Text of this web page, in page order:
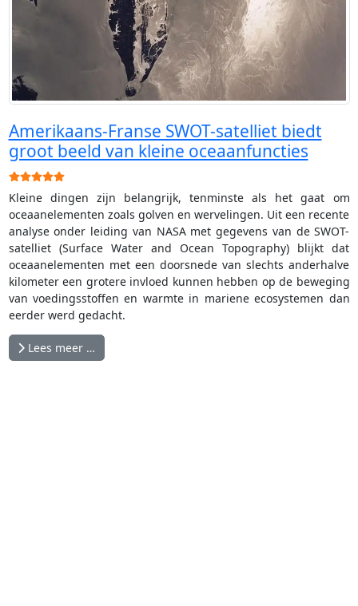
Amerikaans-Franse SWOT-satelliet biedt
groot beeld van kleine oceaanfuncties
Gebruikerswaardering:
Kleine dingen zijn belangrijk, tenminste als het gaat om
oceaanelementen zoals golven en wervelingen. Uit een recente
analyse onder leiding van NASA met gegevens van de SWOT-
satelliet (Surface Water and Ocean Topography) blijkt dat
oceaanelementen met een doorsnede van slechts anderhalve
kilometer een grotere invloed kunnen hebben op de beweging
van voedingsstoffen en warmte in mariene ecosystemen dan
eerder werd gedacht.
Lees meer …